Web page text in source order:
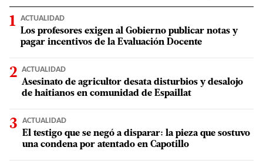
ACTUALIDAD
Los profesores exigen al Gobierno publicar notas y
pagar incentivos de la Evaluación Docente
ACTUALIDAD
Asesinato de agricultor desata disturbios y desalojo
de haitianos en comunidad de Espaillat
ACTUALIDAD
El testigo que se negó a disparar: la pieza que sostuvo
una condena por atentado en Capotillo